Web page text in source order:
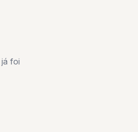
foi